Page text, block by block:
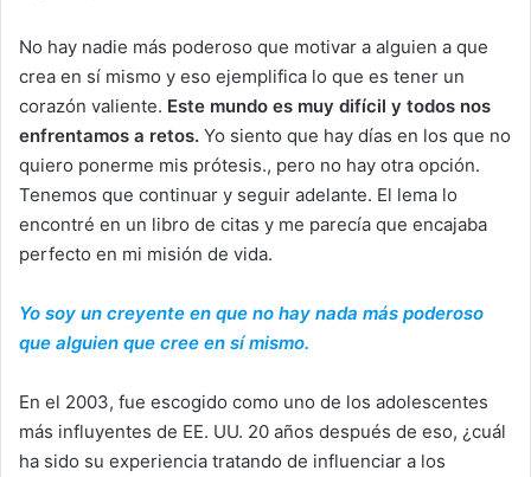
No hay nadie más poderoso que motivar a alguien a que
crea en sí mismo y eso ejemplifica lo que es tener un
corazón valiente. Este mundo es muy difícil y todos nos
enfrentamos a retos. Yo siento que hay días en los que no
quiero ponerme mis prótesis., pero no hay otra opción.
Tenemos que continuar y seguir adelante. El lema lo
encontré en un libro de citas y me parecía que encajaba
perfecto en mi misión de vida.
Yo soy un creyente en que no hay nada más poderoso
que alguien que cree en sí mismo.
En el 2003, fue escogido como uno de los adolescentes
más influyentes de EE. UU. 20 años después de eso, ¿cuál
ha sido su experiencia tratando de influenciar a los